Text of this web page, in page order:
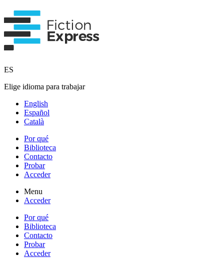
ES
Elige idioma para trabajar
English
Español
Català
Por qué
Biblioteca
Contacto
Probar
Acceder
Menu
Acceder
Por qué
Biblioteca
Contacto
Probar
Acceder